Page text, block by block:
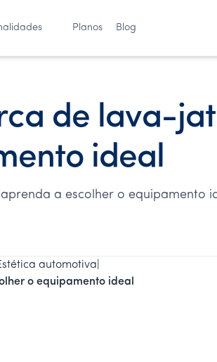
Planos Blog
de lava-
ideal
a escolher o equipamento
automotiva
o equipamento ideal